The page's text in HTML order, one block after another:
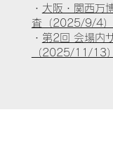
・ 大阪・関西万
査（2025/9/4）
・ 第2回 会場内
（2025/11/13）